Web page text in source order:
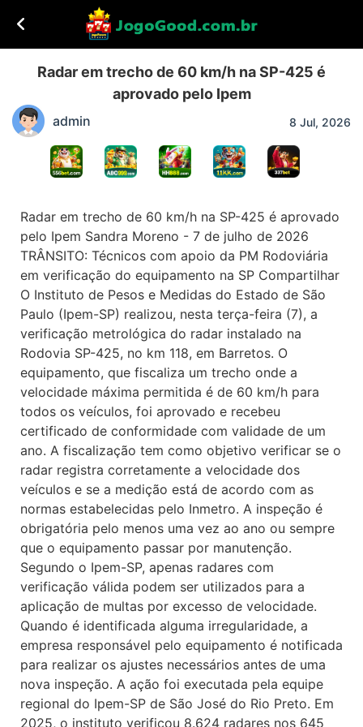
Radar em trecho de 60 km/h na SP-425 é
aprovado pelo Ipem
admin 8 Jul, 2026
Radar em trecho de 60 km/h na SP-425 é aprovado
pelo Ipem Sandra Moreno - 7 de julho de 2026
TRÂNSITO: Técnicos com apoio da PM Rodoviária
em verificação do equipamento na SP Compartilhar
O Instituto de Pesos e Medidas do Estado de São
Paulo (Ipem-SP) realizou, nesta terça-feira (7), a
verificação metrológica do radar instalado na
Rodovia SP-425, no km 118, em Barretos. O
equipamento, que fiscaliza um trecho onde a
velocidade máxima permitida é de 60 km/h para
todos os veículos, foi aprovado e recebeu
certificado de conformidade com validade de um
ano. A fiscalização tem como objetivo verificar se o
radar registra corretamente a velocidade dos
veículos e se a medição está de acordo com as
normas estabelecidas pelo Inmetro. A inspeção é
obrigatória pelo menos uma vez ao ano ou sempre
que o equipamento passar por manutenção.
Segundo o Ipem-SP, apenas radares com
verificação válida podem ser utilizados para a
aplicação de multas por excesso de velocidade.
Quando é identificada alguma irregularidade, a
empresa responsável pelo equipamento é notificada
para realizar os ajustes necessários antes de uma
nova inspeção. A ação foi executada pela equipe
regional do Ipem-SP de São José do Rio Preto. Em
2025, o instituto verificou 8.624 radares nos 645